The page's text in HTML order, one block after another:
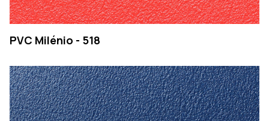
PVC Milénio - 518